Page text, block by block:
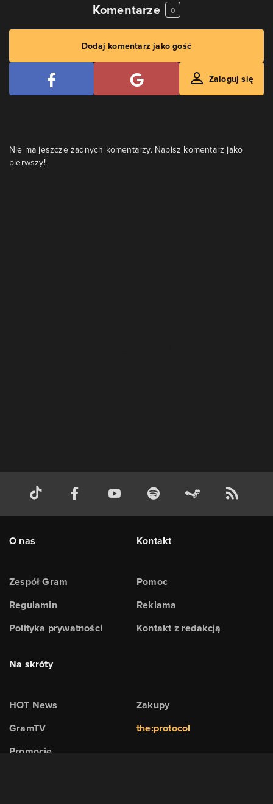
Komentarze 0
Dodaj komentarz jako gość
Zaloguj się
Nie ma jeszcze żadnych komentarzy. Napisz komentarz jako
pierwszy!
O nas
Zespół Gram
Regulamin
Polityka prywatności
Kontakt
Pomoc
Reklama
Kontakt z redakcją
Na skróty
HOT News
GramTV
Promocje
Zakupy
the:protocol